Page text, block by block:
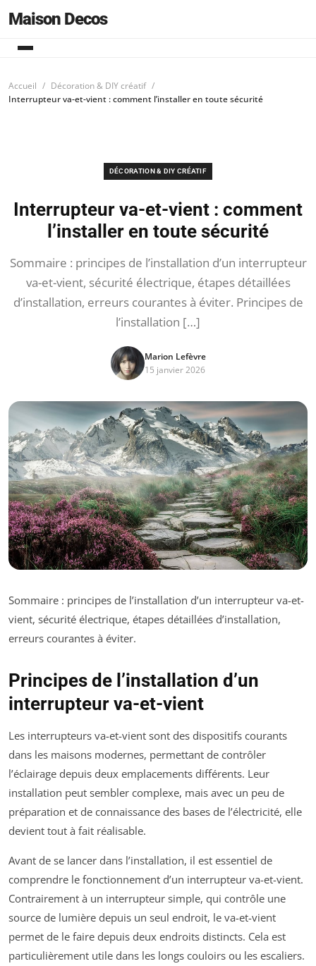
Maison Decos
Accueil
Décoration & DIY créatif
Interrupteur va-et-vient : comment l’installer en toute sécurité
DÉCORATION & DIY CRÉATIF
Interrupteur va-et-vient : comment
l’installer en toute sécurité
Sommaire : principes de l’installation d’un interrupteur
va-et-vient, sécurité électrique, étapes détaillées
d’installation, erreurs courantes à éviter. Principes de
l’installation […]
Marion Lefèvre
15 janvier 2026
Sommaire : principes de l’installation d’un interrupteur va-et-
vient, sécurité électrique, étapes détaillées d’installation,
erreurs courantes à éviter.
Principes de l’installation d’un
interrupteur va-et-vient
Les interrupteurs va-et-vient sont des dispositifs courants
dans les maisons modernes, permettant de contrôler
l’éclairage depuis deux emplacements différents. Leur
installation peut sembler complexe, mais avec un peu de
préparation et de connaissance des bases de l’électricité, elle
devient tout à fait réalisable.
Avant de se lancer dans l’installation, il est essentiel de
comprendre le fonctionnement d’un interrupteur va-et-vient.
Contrairement à un interrupteur simple, qui contrôle une
source de lumière depuis un seul endroit, le va-et-vient
permet de le faire depuis deux endroits distincts. Cela est
particulièrement utile dans les longs couloirs ou les escaliers.